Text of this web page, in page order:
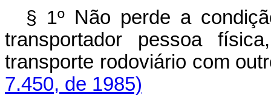
§ 1º Não perde a
transportador pessoa
transporte rodoviário com
7.450, de 1985)